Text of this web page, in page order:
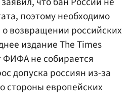
поэтому необходимо
возвращении российских
издание The Times
ФИФА не собирается
допуска россиян из-за
стороны европейских